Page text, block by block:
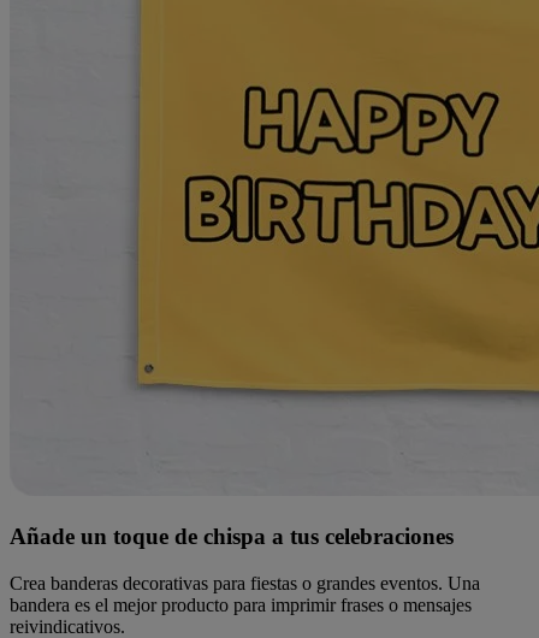
Añade un toque de chispa a tus celebraciones
Crea banderas decorativas para fiestas o grandes eventos. Una
bandera es el mejor producto para imprimir frases o mensajes
reivindicativos.